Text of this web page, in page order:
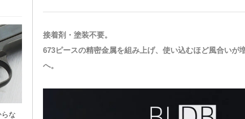
接着剤・塗装不要。
673ピースの精密金属を組み上げ、使い込むほど風合いが
へ。
らな